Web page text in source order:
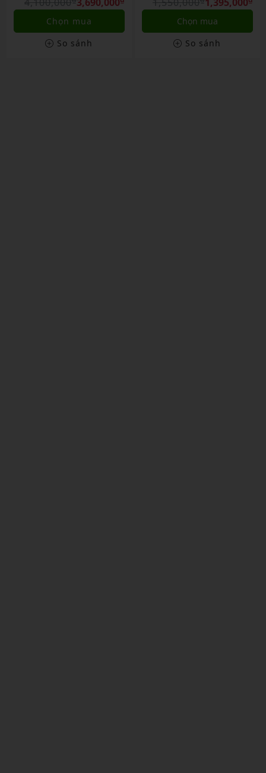
Chọn mua
So sánh
Chọn mua
So sánh